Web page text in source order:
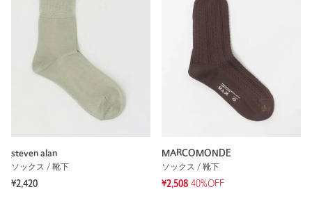
steven alan
ソックス / 靴下
¥2,420
MARCOMONDE
ソックス / 靴下
¥2,508 40%OFF